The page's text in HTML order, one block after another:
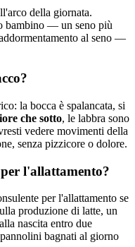
della giornata.
bambino — un seno più
al seno —
la bocca è spalancata, si
che sotto, le labbra sono
vedere movimenti della
senza pizzicore o dolore.
l'allattamento?
per l'allattamento se
produzione di latte, un
nascita entro due
bagnati al giorno